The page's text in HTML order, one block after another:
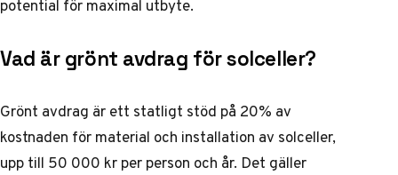
potential för maximal utbyte.
Vad är grönt avdrag för solceller?
Grönt avdrag är ett statligt stöd på 20% av
kostnaden för material och installation av solceller,
upp till 50 000 kr per person och år. Det gäller